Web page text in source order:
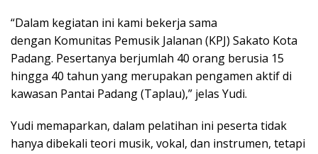
“Dalam kegiatan ini kami bekerja sama
dengan Komunitas Pemusik Jalanan (KPJ) Sakato Kota
Padang. Pesertanya berjumlah 40 orang berusia 15
hingga 40 tahun yang merupakan pengamen aktif di
kawasan Pantai Padang (Taplau),” jelas Yudi.
Yudi memaparkan, dalam pelatihan ini peserta tidak
hanya dibekali teori musik, vokal, dan instrumen, tetapi